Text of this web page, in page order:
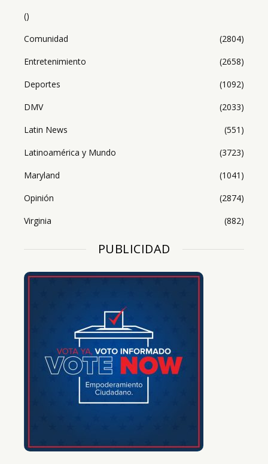
()
Comunidad
(2804)
Entretenimiento
(2658)
Deportes
(1092)
DMV
(2033)
Latin News
(551)
Latinoamérica y Mundo
(3723)
Maryland
(1041)
Opinión
(2874)
Virginia
(882)
PUBLICIDAD